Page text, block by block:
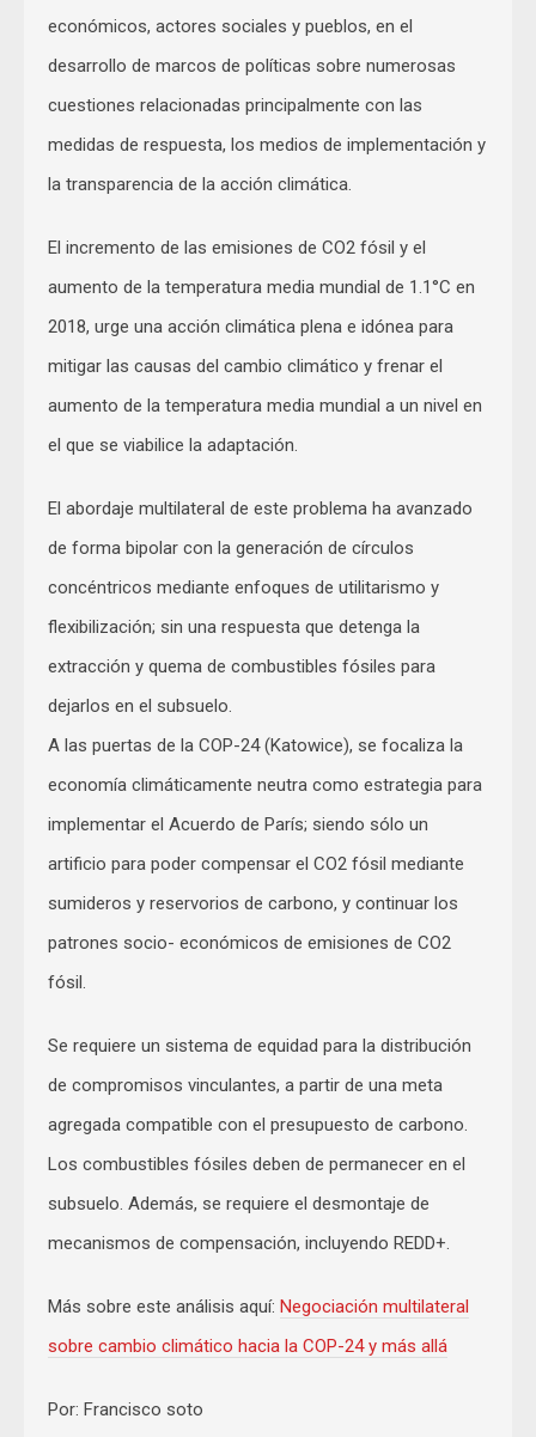
económicos, actores sociales y pueblos, en el
desarrollo de marcos de políticas sobre numerosas
cuestiones relacionadas principalmente con las
medidas de respuesta, los medios de implementación y
la transparencia de la acción climática.
El incremento de las emisiones de CO2 fósil y el
aumento de la temperatura media mundial de 1.1°C en
2018, urge una acción climática plena e idónea para
mitigar las causas del cambio climático y frenar el
aumento de la temperatura media mundial a un nivel en
el que se viabilice la adaptación.
El abordaje multilateral de este problema ha avanzado
de forma bipolar con la generación de círculos
concéntricos mediante enfoques de utilitarismo y
flexibilización; sin una respuesta que detenga la
extracción y quema de combustibles fósiles para
dejarlos en el subsuelo.
A las puertas de la COP-24 (Katowice), se focaliza la
economía climáticamente neutra como estrategia para
implementar el Acuerdo de París; siendo sólo un
artificio para poder compensar el CO2 fósil mediante
sumideros y reservorios de carbono, y continuar los
patrones socio- económicos de emisiones de CO2
fósil.
Se requiere un sistema de equidad para la distribución
de compromisos vinculantes, a partir de una meta
agregada compatible con el presupuesto de carbono.
Los combustibles fósiles deben de permanecer en el
subsuelo. Además, se requiere el desmontaje de
mecanismos de compensación, incluyendo REDD+.
Más sobre este análisis aquí: Negociación multilateral
sobre cambio climático hacia la COP-24 y más allá
Por: Francisco soto